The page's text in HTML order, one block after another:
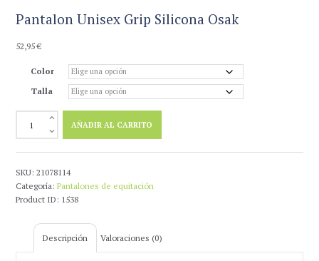
Pantalon Unisex Grip Silicona Osak
52,95€
Color
Talla
Unisex
Osak
cantidad
AÑADIR AL CARRITO
SKU:21078114
Categoría:Pantalones de equitación
Product ID: 1538
Descripción Valoraciones (0)